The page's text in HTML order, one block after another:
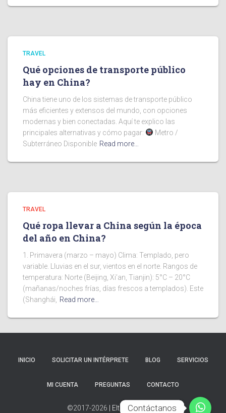
TRAVEL
Qué opciones de transporte público
hay en China?
China tiene uno de los sistemas de transporte público
más eficientes y extensos del mundo, con opciones
modernas y bien conectadas. Aquí te explico las
principales alternativas y cómo pagar:
Metro /
Subterráneo Disponible Read more…
TRAVEL
Qué ropa llevar a China según la época
del año en China?
1. Primavera (marzo – mayo) Clima: Templado, pero
variable. Lluvias en el sur, vientos en el norte. Rangos de
temperatura: Norte (Beijing, Xi’an, Tianjin): 5°C – 20°C
(mañanas/noches frías, días frescos a templados). Este
(Shanghái,
Read more…
INICIO SOLICITAR UN INTÉRPRETE BLOG SERVICIOS
MI CUENTA PREGUNTAS CONTACTO
©2017-2026 | EltraduService
Contáctanos
Contáctanos